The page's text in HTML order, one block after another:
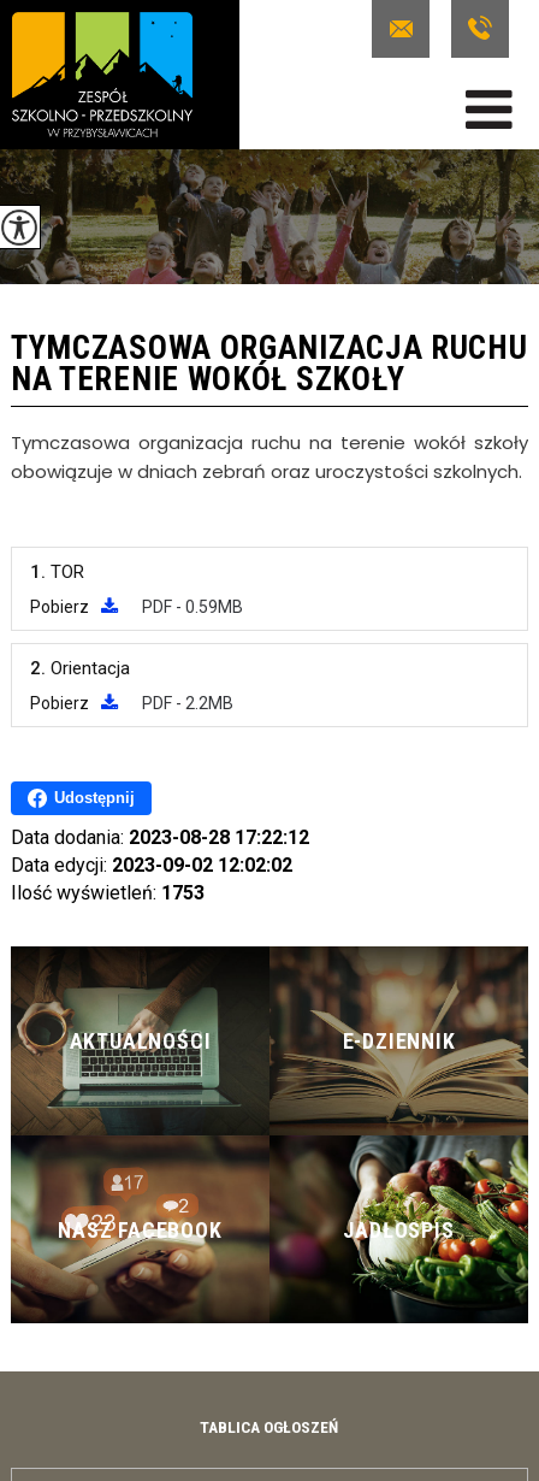
TYMCZASOWA ORGANIZACJA RUCHU
NA TERENIE WOKÓŁ SZKOŁY
Tymczasowa organizacja ruchu na terenie wokół szkoły
obowiązuje w dniach zebrań oraz uroczystości szkolnych.
1. TOR
Pobierz PDF - 0.59MB
2. Orientacja
Pobierz PDF - 2.2MB
Udostępnij
Data dodania: 2023-08-28 17:22:12
Data edycji: 2023-09-02 12:02:02
Ilość wyświetleń: 1753
AKTUALNOŚCI E-DZIENNIK
NASZ FACEBOOK JADŁOSPIS
TABLICA OGŁOSZEŃ